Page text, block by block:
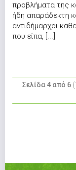
προβλήματα της
ήδη απαράδεκτη
αντιδήμαρχοι
που είπα, [...]
Σελίδα 4 από 6